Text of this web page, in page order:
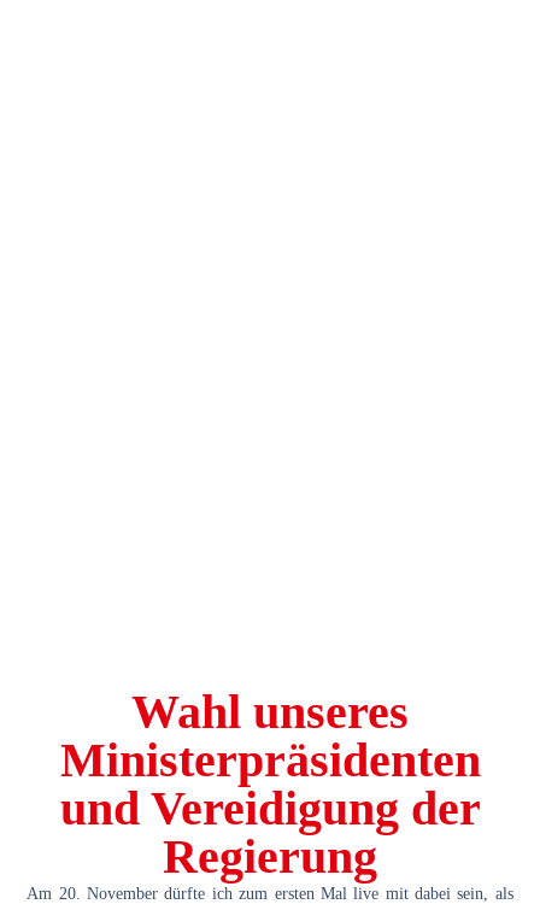
Wahl unseres
Ministerpräsidenten
und Vereidigung der
Regierung
Am 20. November dürfte ich zum ersten Mal live mit dabei sein, als